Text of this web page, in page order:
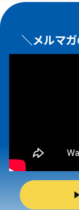
＼メルマ